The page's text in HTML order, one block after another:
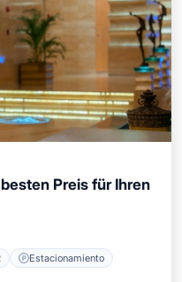
Preis für Ihren
Estacionamiento